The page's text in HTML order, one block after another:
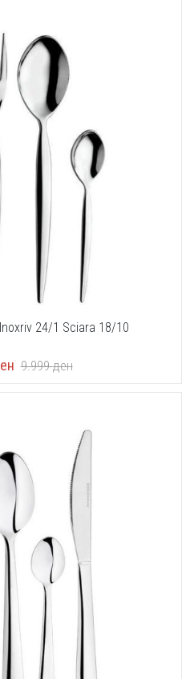
24/1 Sciara 18/10
9.999ден